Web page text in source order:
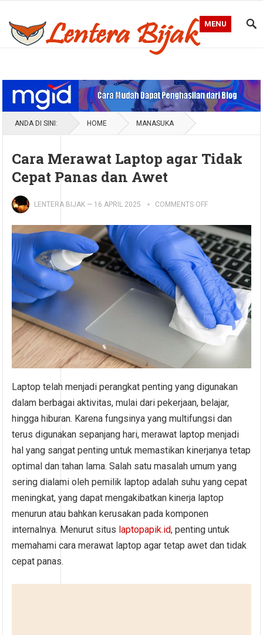
MENU
ANDA DI SINI: HOME MANASUKA
Cara Merawat Laptop agar Tidak
Cepat Panas dan Awet
LENTERA BIJAK — 16 APRIL 2025 COMMENTS OFF
Laptop telah menjadi perangkat penting yang digunakan
dalam berbagai aktivitas, mulai dari pekerjaan, belajar,
hingga hiburan. Karena fungsinya yang multifungsi dan
terus digunakan sepanjang hari, merawat laptop menjadi
hal yang sangat penting untuk memastikan kinerjanya tetap
optimal dan tahan lama. Salah satu masalah umum yang
sering dialami oleh pemilik laptop adalah suhu yang cepat
meningkat, yang dapat mengakibatkan kinerja laptop
menurun atau bahkan kerusakan pada komponen
internalnya. Menurut situs laptopapik.id, penting untuk
memahami cara merawat laptop agar tetap awet dan tidak
cepat panas.